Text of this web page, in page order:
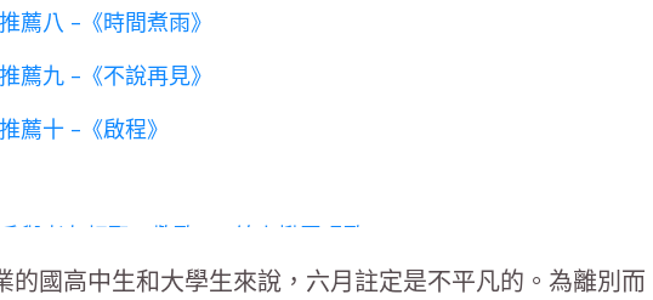
薦八 -《時間煮雨》
薦九 -《不說再見》
薦十 -《啟程》
與老友相聚，歡歌APP線上揪團唱歌
的國高中生和大學生來說，六月註定是不平凡的。為離別而